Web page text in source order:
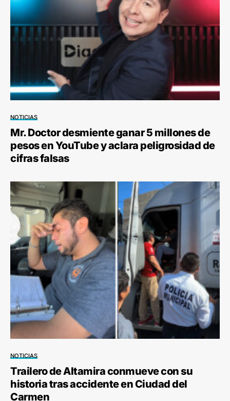
NOTICIAS
Mr. Doctor desmiente ganar 5 millones de
pesos en YouTube y aclara peligrosidad de
cifras falsas
NOTICIAS
Trailero de Altamira conmueve con su
historia tras accidente en Ciudad del
Carmen